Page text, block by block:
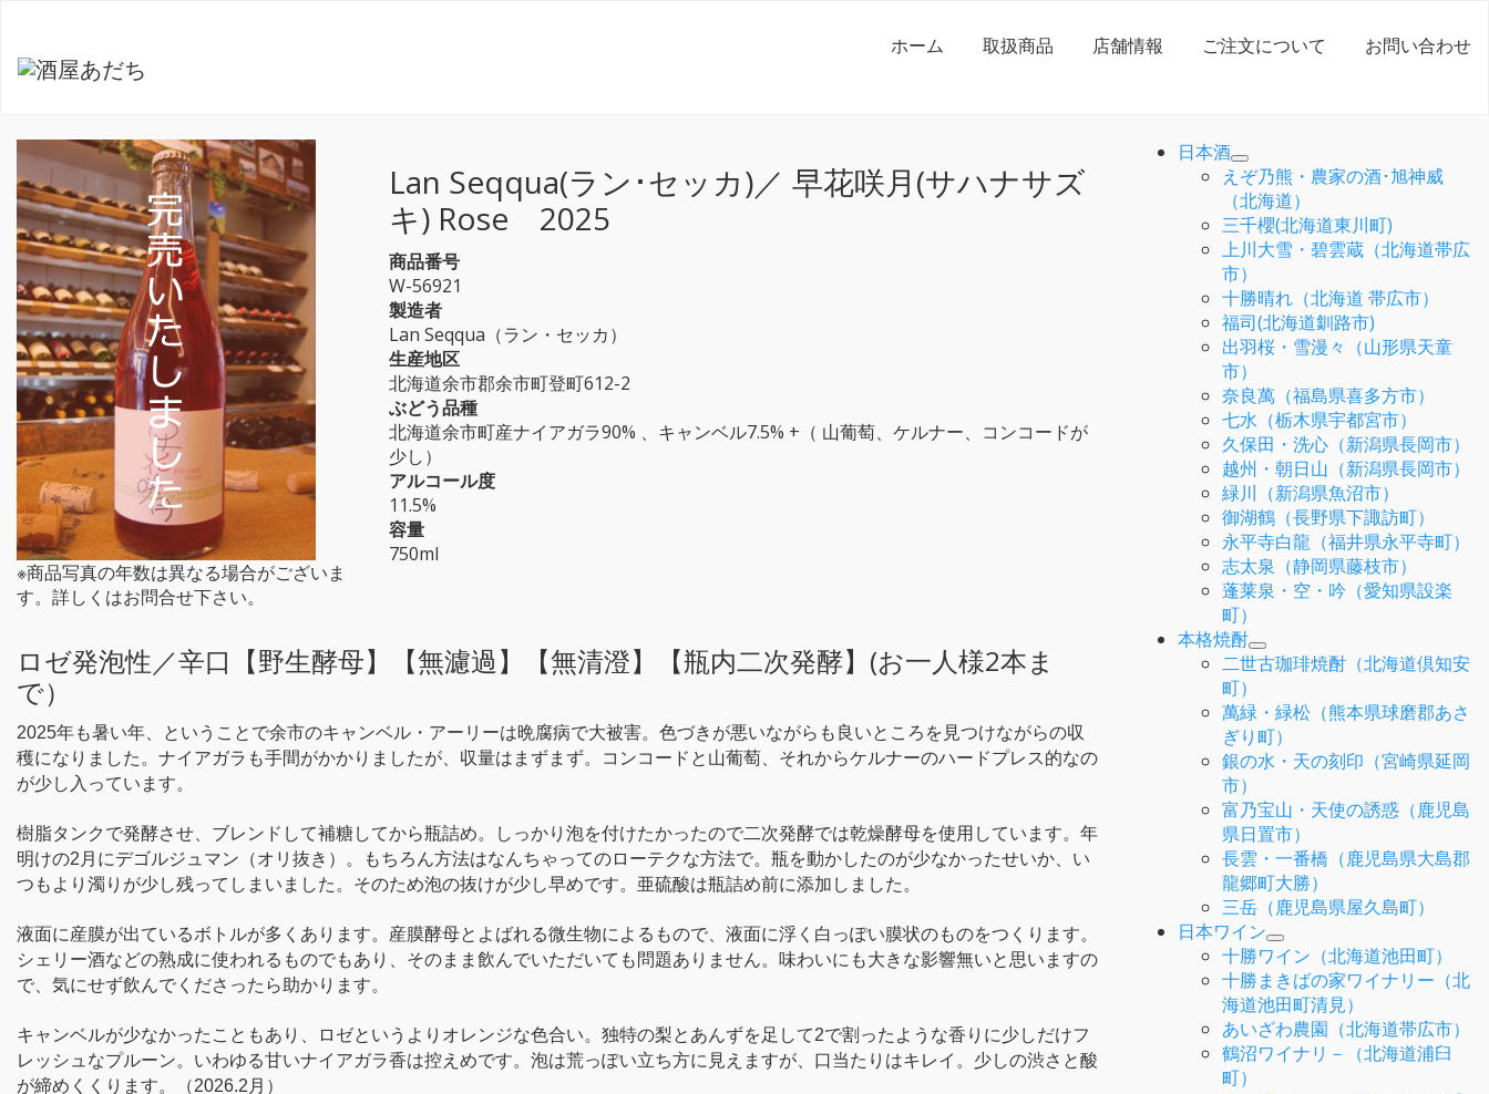
ホーム 取扱商品 店舗情報 ご注文について お問い合わせ
※商品写真の年数は異なる場合がございま
す。詳しくはお問合せ下さい。
Lan Seqqua(ラン･セッカ)／ 早花咲月(サハナサズ
キ) Rose 2025
商品番号
W-56921
製造者
Lan Seqqua（ラン・セッカ）
生産地区
北海道余市郡余市町登町612-2
ぶどう品種
北海道余市町産ナイアガラ90% 、キャンベル7.5% +（ 山葡萄、ケルナー、コンコードが
少し）
アルコール度
11.5%
容量
750ml
ロゼ発泡性／辛口【野生酵母】【無濾過】【無清澄】【瓶内二次発酵】(お一人様2本ま
で）
2025年も暑い年、ということで余市のキャンベル・アーリーは晩腐病で大被害。色づきが悪いながらも良いところを見つけながらの収
穫になりました。ナイアガラも手間がかかりましたが、収量はまずまず。コンコードと山葡萄、それからケルナーのハードプレス的なの
が少し入っています。
樹脂タンクで発酵させ、ブレンドして補糖してから瓶詰め。しっかり泡を付けたかったので二次発酵では乾燥酵母を使用しています。年
明けの2月にデゴルジュマン（オリ抜き）。もちろん方法はなんちゃってのローテクな方法で。瓶を動かしたのが少なかったせいか、い
つもより濁りが少し残ってしまいました。そのため泡の抜けが少し早めです。亜硫酸は瓶詰め前に添加しました。
液面に産膜が出ているボトルが多くあります。産膜酵母とよばれる微生物によるもので、液面に浮く白っぽい膜状のものをつくります。
シェリー酒などの熟成に使われるものでもあり、そのまま飲んでいただいても問題ありません。味わいにも大きな影響無いと思いますの
で、気にせず飲んでくださったら助かります。
キャンベルが少なかったこともあり、ロゼというよりオレンジな色合い。独特の梨とあんずを足して2で割ったような香りに少しだけフ
レッシュなプルーン。いわゆる甘いナイアガラ香は控えめです。泡は荒っぽい立ち方に見えますが、口当たりはキレイ。少しの渋さと酸
が締めくくります。（2026.2月）
日本酒
えぞ乃熊・農家の酒･旭神威
（北海道）
三千櫻(北海道東川町)
上川大雪・碧雲蔵（北海道帯広
市）
十勝晴れ（北海道 帯広市）
福司(北海道釧路市)
出羽桜・雪漫々（山形県天童
市）
奈良萬（福島県喜多方市）
七水（栃木県宇都宮市）
久保田・洗心（新潟県長岡市）
越州・朝日山（新潟県長岡市）
緑川（新潟県魚沼市）
御湖鶴（長野県下諏訪町）
永平寺白龍（福井県永平寺町）
志太泉（静岡県藤枝市）
蓬莱泉・空・吟（愛知県設楽
町）
本格焼酎
二世古珈琲焼酎（北海道倶知安
町）
萬緑・緑松（熊本県球磨郡あさ
ぎり町）
銀の水・天の刻印（宮崎県延岡
市）
富乃宝山・天使の誘惑（鹿児島
県日置市）
長雲・一番橋（鹿児島県大島郡
龍郷町大勝）
三岳（鹿児島県屋久島町）
日本ワイン
十勝ワイン（北海道池田町）
十勝まきばの家ワイナリー（北
海道池田町清見）
あいざわ農園（北海道帯広市）
鶴沼ワイナリ－（北海道浦臼
町）